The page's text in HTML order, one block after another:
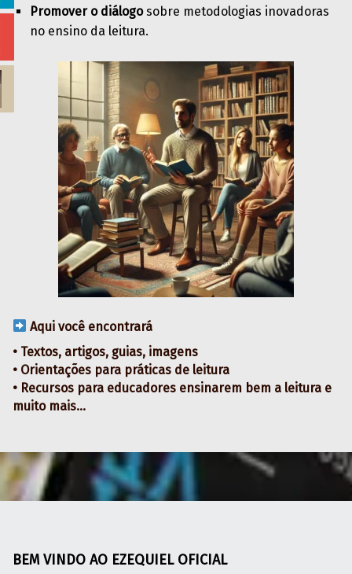
Promover o diálogosobre metodologias inovadoras
no ensino da leitura.
Aqui você encontrará
• Textos, artigos, guias, imagens
• Orientações para práticas de leitura
• Recursos para educadores ensinarem bem a leitura e
muito mais…
BEM VINDO AO EZEQUIEL OFICIAL